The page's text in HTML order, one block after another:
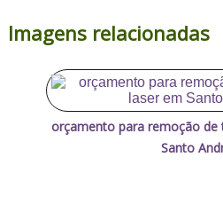
Imagens relacionadas
orçamento para remoção de
Santo